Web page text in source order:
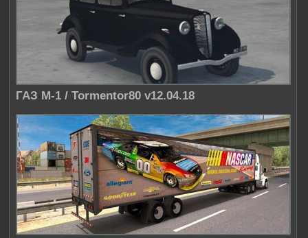
ГАЗ М-1 / Tormentor80 v12.04.18